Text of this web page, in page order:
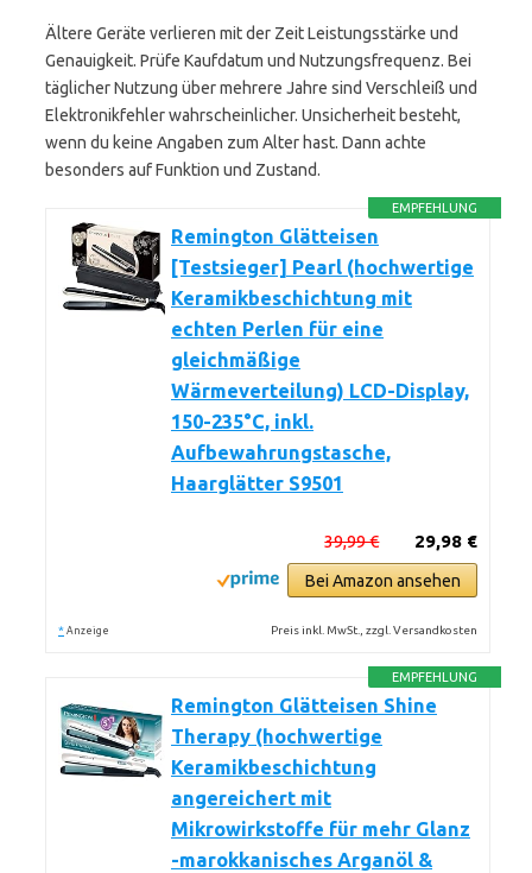
Ältere Geräte verlieren mit der Zeit Leistungsstärke und
Genauigkeit. Prüfe Kaufdatum und Nutzungsfrequenz. Bei
täglicher Nutzung über mehrere Jahre sind Verschleiß und
Elektronikfehler wahrscheinlicher. Unsicherheit besteht,
wenn du keine Angaben zum Alter hast. Dann achte
besonders auf Funktion und Zustand.
EMPFEHLUNG
Remington Glätteisen
[Testsieger] Pearl (hochwertige
Keramikbeschichtung mit
echten Perlen für eine
gleichmäßige
Wärmeverteilung) LCD-Display,
150-235°C, inkl.
Aufbewahrungstasche,
Haarglätter S9501
29,98 €
39,99 €
Bei Amazon ansehen
* Anzeige Preis inkl. MwSt., zzgl. Versandkosten
EMPFEHLUNG
Remington Glätteisen Shine
Therapy (hochwertige
Keramikbeschichtung
angereichert mit
Mikrowirkstoffe für mehr Glanz
-marokkanisches Arganöl &